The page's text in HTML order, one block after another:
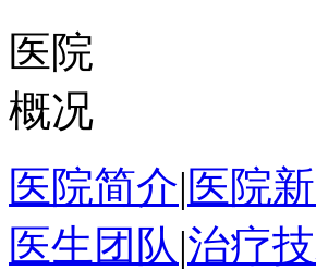
医院
概况
医院简介|医院
医生团队|治疗